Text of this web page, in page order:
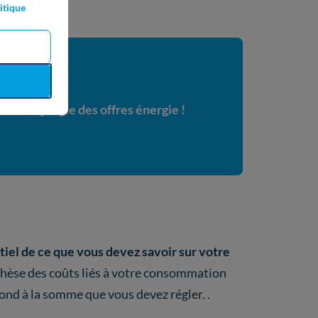
la jungle des offres énergie !
de ce que vous devez savoir sur votre
des coûts liés à votre consommation
à la somme que vous devez régler. .